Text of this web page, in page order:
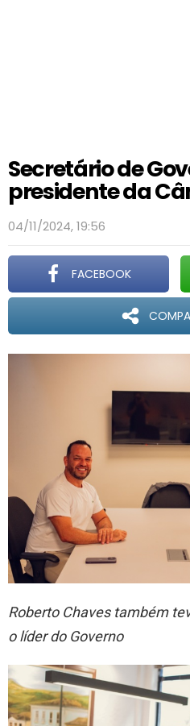
Secretário de
presidente da
04/11/2024, 19:56
FACEBOOK
Roberto Chaves também
o líder do Governo